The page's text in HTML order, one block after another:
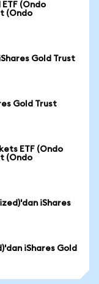
(Ondo
(Ondo
Gold Trust
Gold Trust
ETF (Ondo
(Ondo
iShares
iShares Gold